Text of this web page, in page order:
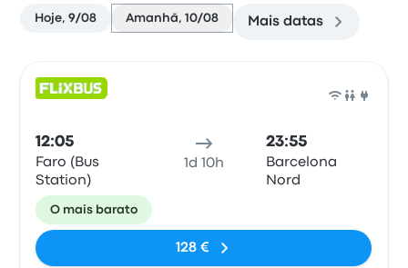
Hoje, 9/08 Amanhã, 10/08 Mais datas
12:05
Faro (Bus
Station)
1d 10h
23:55
Barcelona
Nord
O mais barato
128 €